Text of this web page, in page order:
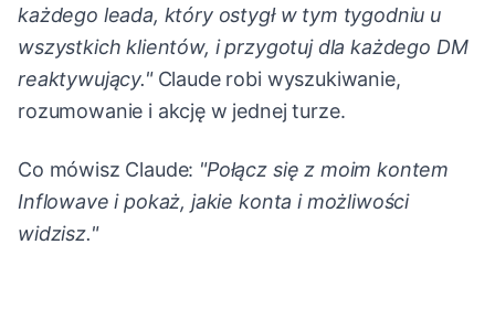
każdego leada, który ostygł w tym tygodniu u
wszystkich klientów, i przygotuj dla każdego DM
reaktywujący."Claude robi wyszukiwanie,
rozumowanie i akcję w jednej turze.
Co mówisz Claude: "Połącz się z moim kontem
Inflowave i pokaż, jakie konta i możliwości
widzisz."